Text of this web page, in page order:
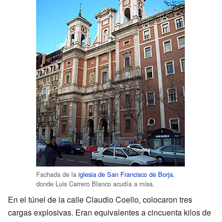
Fachada de la iglesia de San Francisco de Borja,
donde Luis Carrero Blanco acudía a misa.
En el túnel de la calle Claudio Coello, colocaron tres
cargas explosivas. Eran equivalentes a cincuenta kilos de